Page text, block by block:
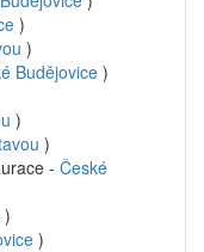
)
)
Budějovice )
)
)
- České
)
)